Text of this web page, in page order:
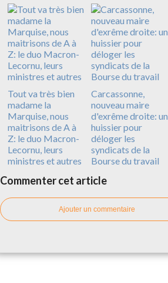
Tout va très bien
madame la
Marquise, nous
maitrisons de A à
Z: le duo Macron-
Lecornu, leurs
ministres et autres
Carcassonne,
nouveau maire
d'exrême droite: un
huissier pour
déloger les
syndicats de la
Bourse du travail
Commenter cet article
Ajouter un commentaire